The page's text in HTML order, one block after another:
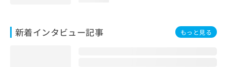
新着インタビュー記事 もっと見る